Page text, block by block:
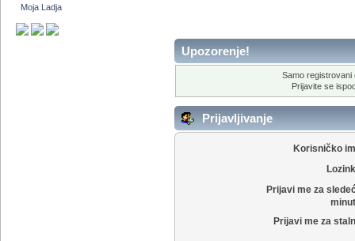
Moja Ladja
Upozorenje!
Samo registrovani
Prijavite se
Prijavljivanje
Korisničko
Prijavi me za
Prijavi me za